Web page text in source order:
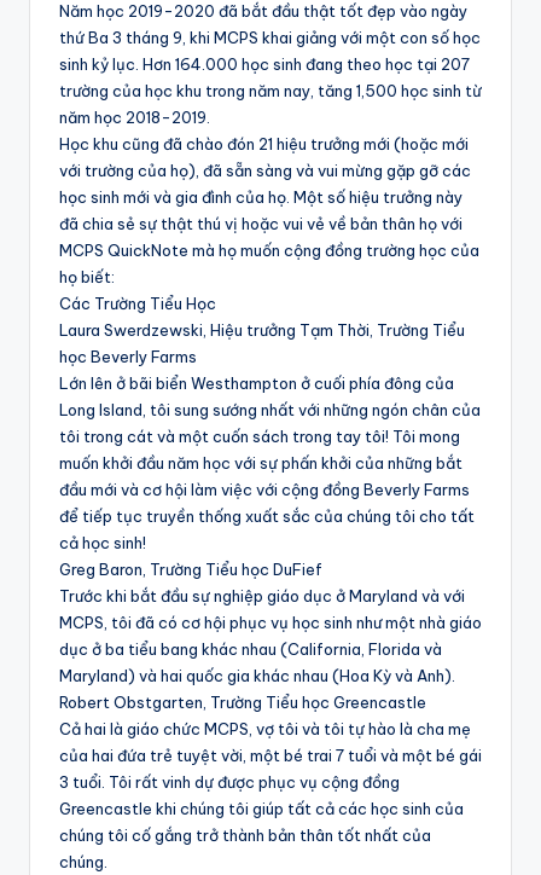
Năm học 2019-2020 đã bắt đầu thật tốt đẹp vào ngày
thứ Ba 3 tháng 9, khi MCPS khai giảng với một con số học
sinh kỷ lục. Hơn 164.000 học sinh đang theo học tại 207
trường của học khu trong năm nay, tăng 1,500 học sinh từ
năm học 2018-2019.
Học khu cũng đã chào đón 21 hiệu trưởng mới (hoặc mới
với trường của họ), đã sẵn sàng và vui mừng gặp gỡ các
học sinh mới và gia đình của họ. Một số hiệu trưởng này
đã chia sẻ sự thật thú vị hoặc vui vẻ về bản thân họ với
MCPS QuickNote mà họ muốn cộng đồng trường học của
họ biết:
Các Trường Tiểu Học
Laura Swerdzewski, Hiệu trưởng Tạm Thời, Trường Tiểu
học Beverly Farms
Lớn lên ở bãi biển Westhampton ở cuối phía đông của
Long Island, tôi sung sướng nhất với những ngón chân của
tôi trong cát và một cuốn sách trong tay tôi! Tôi mong
muốn khởi đầu năm học với sự phấn khởi của những bắt
đầu mới và cơ hội làm việc với cộng đồng Beverly Farms
để tiếp tục truyền thống xuất sắc của chúng tôi cho tất
cả học sinh!
Greg Baron, Trường Tiểu học DuFief
Trước khi bắt đầu sự nghiệp giáo dục ở Maryland và với
MCPS, tôi đã có cơ hội phục vụ học sinh như một nhà giáo
dục ở ba tiểu bang khác nhau (California, Florida và
Maryland) và hai quốc gia khác nhau (Hoa Kỳ và Anh).
Robert Obstgarten, Trường Tiểu học Greencastle
Cả hai là giáo chức MCPS, vợ tôi và tôi tự hào là cha mẹ
của hai đứa trẻ tuyệt vời, một bé trai 7 tuổi và một bé gái
3 tuổi. Tôi rất vinh dự được phục vụ cộng đồng
Greencastle khi chúng tôi giúp tất cả các học sinh của
chúng tôi cố gắng trở thành bản thân tốt nhất của
chúng.